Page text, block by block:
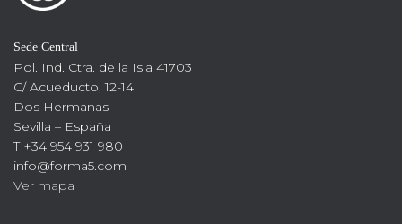
Sede Central
Pol. Ind. Ctra. de la Isla 41703
C/ Acueducto, 12-14
Dos Hermanas
Sevilla – España
T +34 954 931 980
info@forma5.com
Ver mapa